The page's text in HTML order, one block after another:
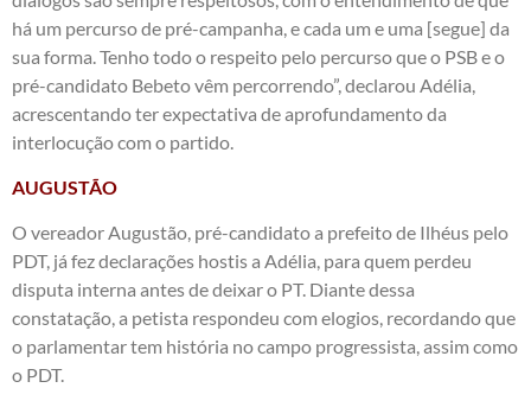
há um percurso de pré-campanha, e cada um e uma [segue] da
sua forma. Tenho todo o respeito pelo percurso que o PSB e o
pré-candidato Bebeto vêm percorrendo”, declarou Adélia,
acrescentando ter expectativa de aprofundamento da
interlocução com o partido.
AUGUSTÃO
O vereador Augustão, pré-candidato a prefeito de Ilhéus pelo
PDT, já fez declarações hostis a Adélia, para quem perdeu
disputa interna antes de deixar o PT. Diante dessa
constatação, a petista respondeu com elogios, recordando que
o parlamentar tem história no campo progressista, assim como
o PDT.